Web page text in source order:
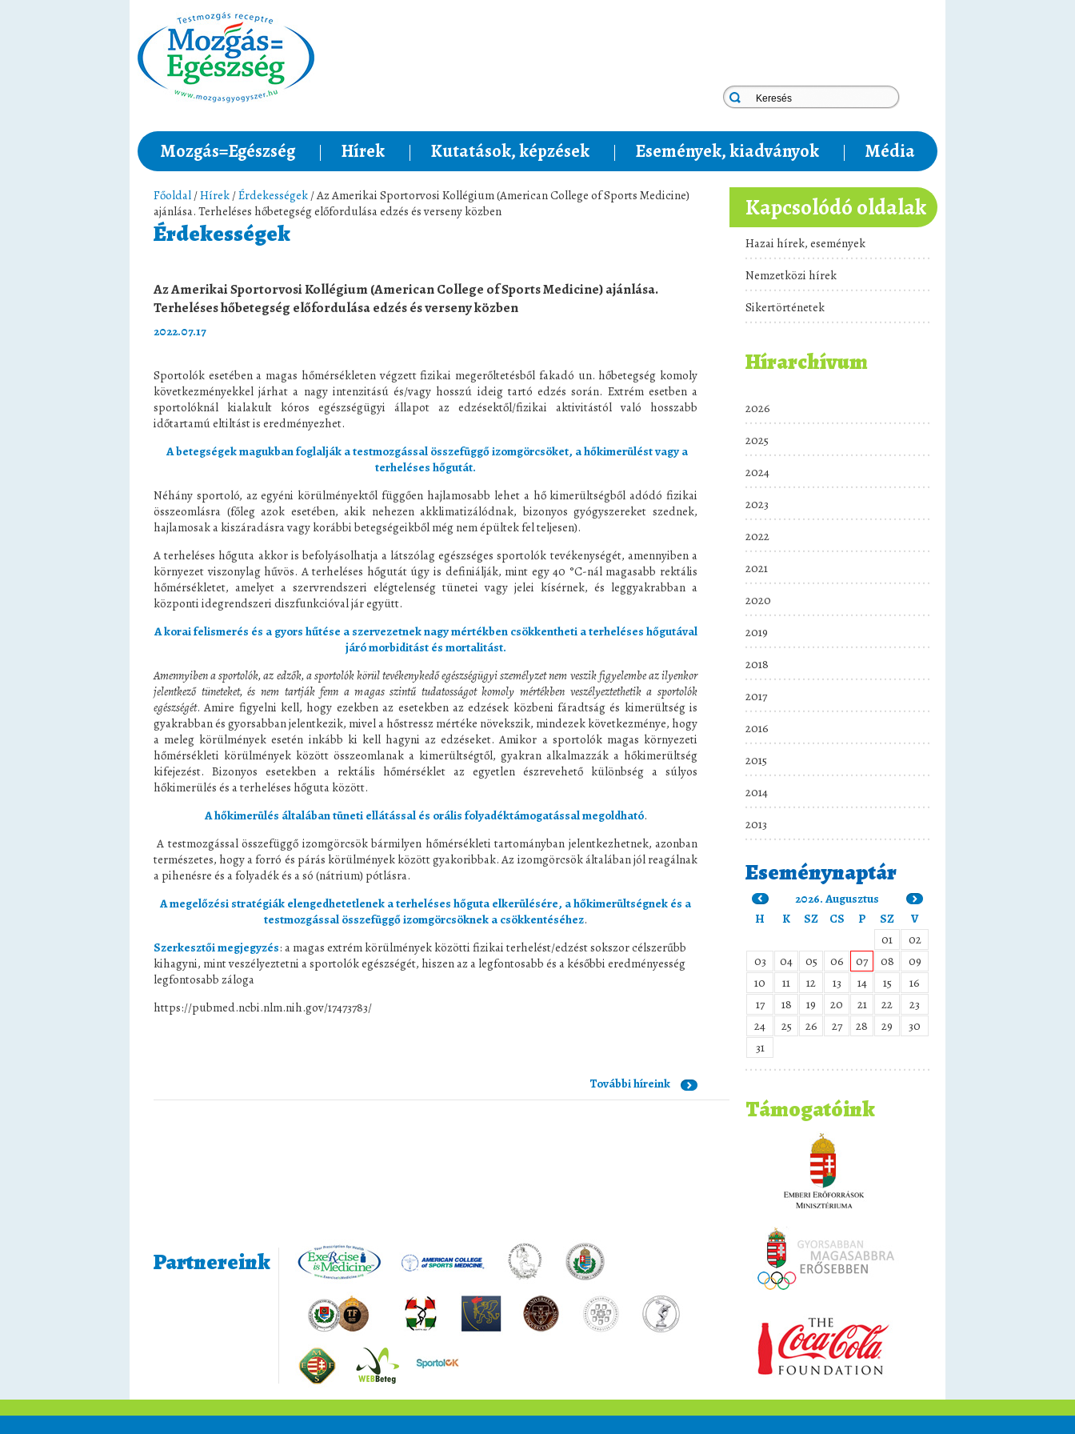
Mozgás=Egészség Hírek Kutatások, képzések Események, kiadványok Média
Főoldal /Hírek /Érdekességek / Az Amerikai Sportorvosi Kollégium (American College of Sports Medicine)
ajánlása. Terheléses hőbetegség előfordulása edzés és verseny közben
Érdekességek
Az Amerikai Sportorvosi Kollégium (American College of Sports Medicine) ajánlása.
Terheléses hőbetegség előfordulása edzés és verseny közben
2022.07.17
Sportolók esetében a magas hőmérsékleten végzett fizikai megerőltetésből fakadó un. hőbetegség komoly
következményekkel járhat a nagy intenzitású és/vagy hosszú ideig tartó edzés során. Extrém esetben a
sportolóknál kialakult kóros egészségügyi állapot az edzésektől/fizikai aktivitástól való hosszabb
időtartamú eltiltást is eredményezhet.
A betegségek magukban foglalják a testmozgással összefüggő izomgörcsöket, a hőkimerülést vagy a
terheléses hőgutát.
Néhány sportoló, az egyéni körülményektől függően hajlamosabb lehet a hő kimerültségből adódó fizikai
összeomlásra (főleg azok esetében, akik nehezen akklimatizálódnak, bizonyos gyógyszereket szednek,
hajlamosak a kiszáradásra vagy korábbi betegségeikből még nem épültek fel teljesen).
A terheléses hőguta akkor is befolyásolhatja a látszólag egészséges sportolók tevékenységét, amennyiben a
környezet viszonylag hűvös. A terheléses hőgutát úgy is definiálják, mint egy 40 °C-nál magasabb rektális
hőmérsékletet, amelyet a szervrendszeri elégtelenség tünetei vagy jelei kísérnek, és leggyakrabban a
központi idegrendszeri diszfunkcióval jár együtt.
A korai felismerés és a gyors hűtése a szervezetnek nagy mértékben csökkentheti a terheléses hőgutával
járó morbiditást és mortalitást.
Amennyiben a sportolók, az edzők, a sportolók körül tevékenykedő egészségügyi személyzet nem veszik figyelembe az ilyenkor
jelentkező tüneteket, és nem tartják fenn a magas szintű tudatosságot komoly mértékben veszélyeztethetik a sportolók
egészségét. Amire figyelni kell, hogy ezekben az esetekben az edzések közbeni fáradtság és kimerültség is
gyakrabban és gyorsabban jelentkezik, mivel a hőstressz mértéke növekszik, mindezek következménye, hogy
a meleg körülmények esetén inkább ki kell hagyni az edzéseket. Amikor a sportolók magas környezeti
hőmérsékleti körülmények között összeomlanak a kimerültségtől, gyakran alkalmazzák a hőkimerültség
kifejezést. Bizonyos esetekben a rektális hőmérséklet az egyetlen észrevehető különbség a súlyos
hőkimerülés és a terheléses hőguta között.
A hőkimerülés általában tüneti ellátással és orális folyadéktámogatással megoldható.
A testmozgással összefüggő izomgörcsök bármilyen hőmérsékleti tartományban jelentkezhetnek, azonban
természetes, hogy a forró és párás körülmények között gyakoribbak. Az izomgörcsök általában jól reagálnak
a pihenésre és a folyadék és a só (nátrium) pótlásra.
A megelőzési stratégiák elengedhetetlenek a terheléses hőguta elkerülésére, a hőkimerültségnek és a
testmozgással összefüggő izomgörcsöknek a csökkentéséhez.
Szerkesztői megjegyzés: a magas extrém körülmények közötti fizikai terhelést/edzést sokszor célszerűbb
kihagyni, mint veszélyeztetni a sportolók egészségét, hiszen az a legfontosabb és a későbbi eredményesség
legfontosabb záloga
https://pubmed.ncbi.nlm.nih.gov/17473783/
További híreink
Kapcsolódó oldalak
Hazai hírek, események
Nemzetközi hírek
Sikertörténetek
Hírarchívum
2026
2025
2024
2023
2022
2021
2020
2019
2018
2017
2016
2015
2014
2013
Eseménynaptár
2026. Augusztus
H
K SZ CS P SZ
V
01
02
03
04 05 06 07 08
09
10
11 12 13 14 15
16
17
18 19 20 21 22
23
24
25 26 27 28 29
30
31
Támogatóink
Partnereink